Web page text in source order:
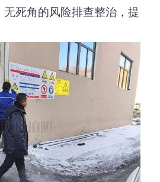
无死角的风险排查整治，提